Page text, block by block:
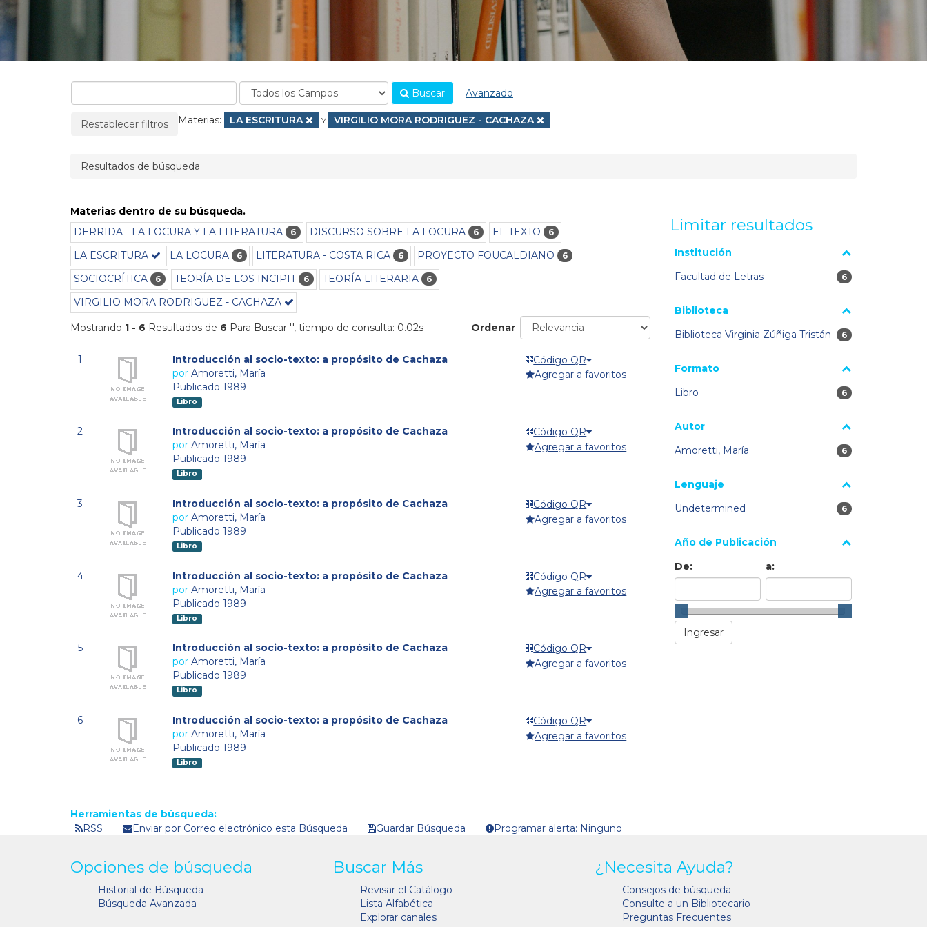
Buscar
Avanzado
La página se recargará cuando se elimine un filtro.
Restablecer filtros Filtros aplicados:
Materias: Eliminar filtro
LA ESCRITURA Y Eliminar filtro
VIRGILIO MORA RODRIGUEZ - CACHAZA
Resultados de búsqueda
Materias dentro de su búsqueda.
DERRIDA - LA LOCURA Y LA LITERATURA
6 DISCURSO SOBRE LA LOCURA 6 EL TEXTO 6
LA ESCRITURA LA LOCURA 6 LITERATURA - COSTA RICA 6 PROYECTO FOUCALDIANO 6
SOCIOCRÍTICA 6 TEORÍA DE LOS INCIPIT 6 TEORÍA LITERARIA 6
VIRGILIO MORA RODRIGUEZ - CACHAZA
Mostrando 1 - 6 Resultados de 6 Para Buscar '', tiempo de consulta: 0.02s Ordenar
1
Introducción al socio-texto: a propósito de Cachaza
por Amoretti, María
Publicado 1989
Libro
Código QR
Agregar a favoritos
2
Introducción al socio-texto: a propósito de Cachaza
por Amoretti, María
Publicado 1989
Libro
Código QR
Agregar a favoritos
3
Introducción al socio-texto: a propósito de Cachaza
por Amoretti, María
Publicado 1989
Libro
Código QR
Agregar a favoritos
4
Introducción al socio-texto: a propósito de Cachaza
por Amoretti, María
Publicado 1989
Libro
Código QR
Agregar a favoritos
5
Introducción al socio-texto: a propósito de Cachaza
por Amoretti, María
Publicado 1989
Libro
Código QR
Agregar a favoritos
6
Introducción al socio-texto: a propósito de Cachaza
por Amoretti, María
Publicado 1989
Libro
Código QR
Agregar a favoritos
Herramientas de búsqueda:
RSS
Enviar por Correo electrónico esta Búsqueda Guardar Búsqueda Programar alerta: Ninguno
Limitar resultados
La página se volverá a cargar cuando se seleccione o
Institución
Facultad de Letras
6 resultados
6
Biblioteca
Biblioteca Virginia Zúñiga Tristán
6 resultados
6
Formato
Libro
6 resultados
6
Autor
Amoretti, María
6 resultados
6
Lenguaje
Undetermined
6 resultados
6
Año de Publicación
De:
a:
Opciones de búsqueda
Historial de Búsqueda
Búsqueda Avanzada
Buscar Más
Revisar el Catálogo
Lista Alfabética
Explorar canales
¿Necesita Ayuda?
Consejos de búsqueda
Consulte a un Bibliotecario
Preguntas Frecuentes